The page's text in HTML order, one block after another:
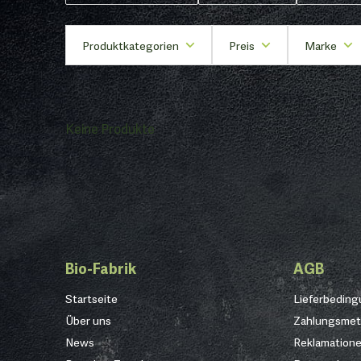
Produktkategorien Preis Marke
Keine Produkte
Bio-Fabrik
Startseite
Über uns
News
AGB